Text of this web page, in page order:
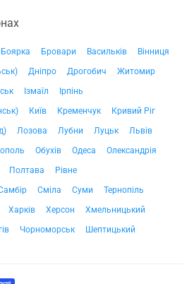
Боярка Бровари Васильків
Вінниця
Дніпро Дрогобич
Житомир
Ізмаїл
Ірпінь
Київ Кременчук
Кривий Ріг
Лозова Лубни Луцьк
Львів
Обухів Одеса
Олександрія
Полтава
Рівне
Сміла Суми
Тернопіль
Харків Херсон
Хмельницький
Чорноморськ Шептицький